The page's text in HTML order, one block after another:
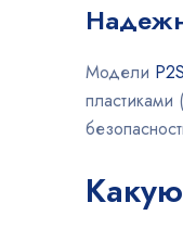
Модели
пластиками